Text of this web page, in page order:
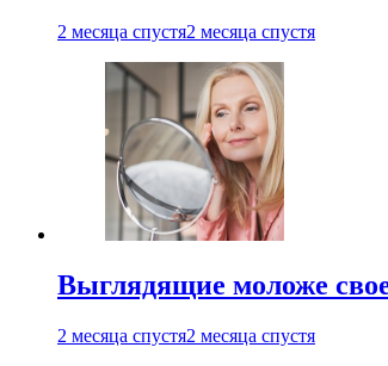
2 месяца спустя2 месяца спустя
Выглядящие моложе
2 месяца спустя2 месяца спустя